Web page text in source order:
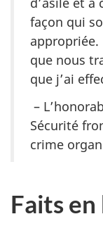
façon qui
appropriée.
que nous
que j’ai
–
Sécurité
crime
Faits